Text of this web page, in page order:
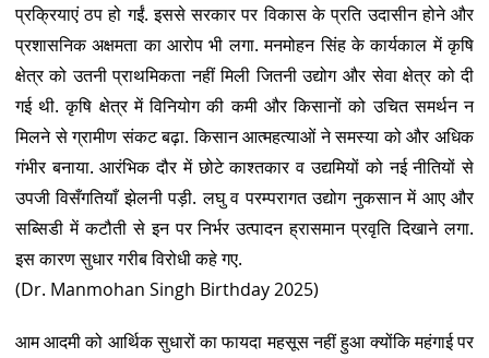
प्रक्रियाएं ठप हो गईं. इससे सरकार पर विकास के प्रति उदासीन होने और
प्रशासनिक अक्षमता का आरोप भी लगा. मनमोहन सिंह के कार्यकाल में कृषि
क्षेत्र को उतनी प्राथमिकता नहीं मिली जितनी उद्योग और सेवा क्षेत्र को दी
गई थी. कृषि क्षेत्र में विनियोग की कमी और किसानों को उचित समर्थन न
मिलने से ग्रामीण संकट बढ़ा. किसान आत्महत्याओं ने समस्या को और अधिक
गंभीर बनाया. आरंभिक दौर में छोटे काश्तकार व उद्यमियों को नई नीतियों से
उपजी विसँगतियाँ झेलनी पड़ी. लघु व परम्परागत उद्योग नुकसान में आए और
सब्सिडी में कटौती से इन पर निर्भर उत्पादन ह्रासमान प्रवृति दिखाने लगा.
इस कारण सुधार गरीब विरोधी कहे गए.
(Dr. Manmohan Singh Birthday 2025)
आम आदमी को आर्थिक सुधारों का फायदा महसूस नहीं हुआ क्योंकि महंगाई पर